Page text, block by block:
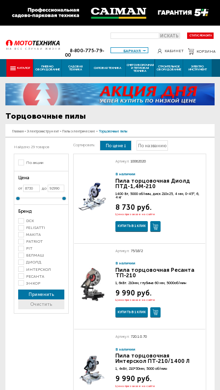
ИСКАТЬ СТАТУС РЕМОНТА
8-800-775-79-
00
БАРНАУЛ КАБИНЕТ КОРЗИНА
КАТАЛОГ ПНЕВМО
ОБОРУДОВАНИЕ
САДОВАЯ
ТЕХНИКА СИЛОВАЯ ТЕХНИКА
СНЕГОУБОРОЧНАЯ
И ТЕПЛОВАЯ
ТЕХНИКА
СТРОИТЕЛЬНОЕ
ОБОРУДОВАНИЕ
ЭЛЕКТРО
ИНСТРУМЕНТ
Торцовочные пилы
Главная - Электроинструмент - Пилы электрические - Торцовочные пилы
Найдено 29 товаров
По акции
Цена
от до
Бренд
DCK
FELISATTI
MAKITA
PATRIOT
PIT
БЕЛМАШ
ДИОЛД
ИНТЕРСКОЛ
РЕСАНТА
ЭНКОР
Применить
Очистить
Сортировать: По цене По названию
Артикул: 10062020
В наличии
Пила торцовочная Диолд
ПТД-1,4М-210
1400 Вт, 5000 об/мин, диск 210х25, 4 мм, 0-45º, 6,
4 кг
8 730 руб.
Цена при заказе на сайте
КУПИТЬ В 1 КЛИК
Артикул: 75/18/2
В наличии
Пила торцовочная Ресанта
ТП-210
1, 6кВт. 210мм, глубина 60 мм, 5000об/мин
9 990 руб.
Цена при заказе на сайте
КУПИТЬ В 1 КЛИК
Артикул: 720.1.0.70
В наличии
Пила торцовочная
Интерскол ПТ-210/1400 Л
1, 4кВт, 210*30мм, 5000 об/мин
9 990 руб.
Цена при заказе на сайте